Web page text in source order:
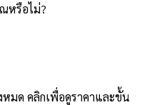
หรือไม่?
หมด คลิกเพื่อดูราคาและขั้น